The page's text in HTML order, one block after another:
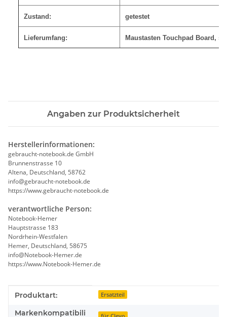
Zustand: getestet
Lieferumfang: Maustasten Touchpad Board ,
Angaben zur Produktsicherheit
Herstellerinformationen:
gebraucht-notebook.de GmbH
Brunnenstrasse 10
Altena, Deutschland, 58762
info@gebraucht-notebook.de
https://www.gebraucht-notebook.de
verantwortliche Person:
Notebook-Hemer
Hauptstrasse 183
Nordrhein-Westfalen
Hemer, Deutschland, 58675
info@Notebook-Hemer.de
https://www.Notebook-Hemer.de
Produkteigenschaft
Wert
Produktart: Ersatzteil
Markenkompatibili